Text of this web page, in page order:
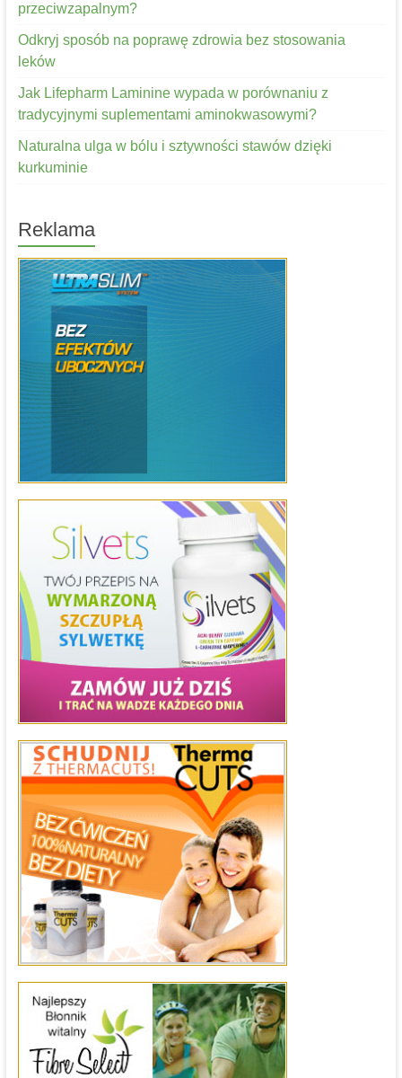
przeciwzapalnym?
Odkryj sposób na poprawę zdrowia bez stosowania
leków
Jak Lifepharm Laminine wypada w porównaniu z
tradycyjnymi suplementami aminokwasowymi?
Naturalna ulga w bólu i sztywności stawów dzięki
kurkuminie
Reklama